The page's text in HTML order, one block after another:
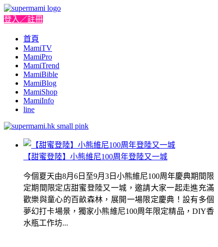
登入／註冊
首頁
MamiTV
MamiPro
MamiTrend
MamiBible
MamiBlog
MamiShop
MamiInfo
line
【甜蜜登陸】小熊維尼100周年登陸又一城
今個夏天由8月6日至9月3日小熊維尼100周年慶典期間限
定期間限定店甜蜜登陸又一城，邀請大家一起走進充滿
歡樂與童心的百畝森林，展開一場限定慶典！設有多個
夢幻打卡場景，獨家小熊維尼100周年限定精品，DIY香
水瓶工作坊...